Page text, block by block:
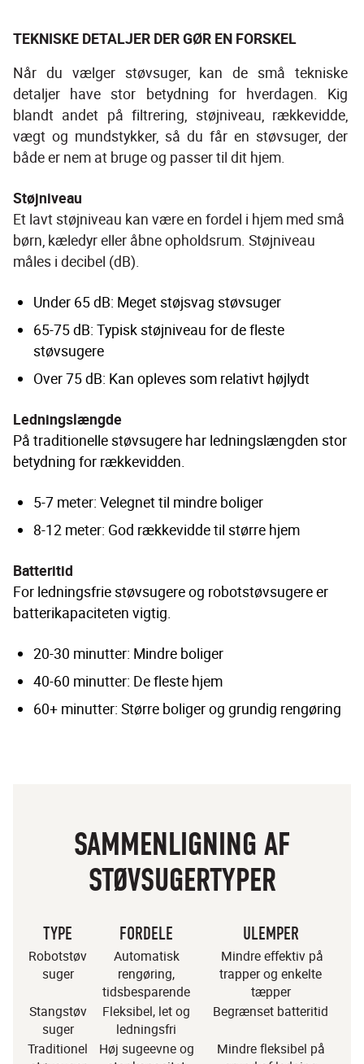
TEKNISKE DETALJER DER GØR EN FORSKEL
Når du vælger støvsuger, kan de små tekniske
detaljer have stor betydning for hverdagen. Kig
blandt andet på filtrering, støjniveau, rækkevidde,
vægt og mundstykker, så du får en støvsuger, der
både er nem at bruge og passer til dit hjem.
Støjniveau
Et lavt støjniveau kan være en fordel i hjem med små
børn, kæledyr eller åbne opholdsrum. Støjniveau
måles i decibel (dB).
Under 65 dB: Meget støjsvag støvsuger
65-75 dB: Typisk støjniveau for de fleste
støvsugere
Over 75 dB: Kan opleves som relativt højlydt
Ledningslængde
På traditionelle støvsugere har ledningslængden stor
betydning for rækkevidden.
5-7 meter: Velegnet til mindre boliger
8-12 meter: God rækkevidde til større hjem
Batteritid
For ledningsfrie støvsugere og robotstøvsugere er
batterikapaciteten vigtig.
20-30 minutter: Mindre boliger
40-60 minutter: De fleste hjem
60+ minutter: Større boliger og grundig rengøring
SAMMENLIGNING AF
STØVSUGERTYPER
TYPE FORDELE ULEMPER
Robotstøv
suger
Automatisk
rengøring,
tidsbesparende
Mindre effektiv på
trapper og enkelte
tæpper
Stangstøv
suger
Fleksibel, let og
ledningsfri
Begrænset batteritid
Traditionel
Høj sugeevne og
Mindre fleksibel på